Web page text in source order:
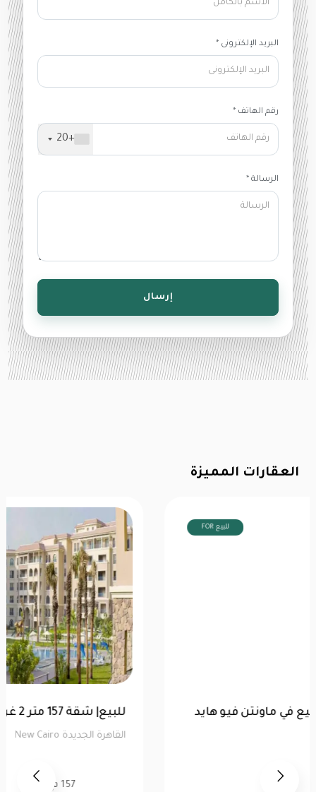
البريد الإلكترونى *
رقم الهاتف *
+20
الرسالة *
إرسال
العقارات المميزة
FOR للبيع
توين هاوس 520 متر للبيع في ماونتن فيو هايد